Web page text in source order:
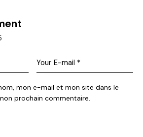
mon e-mail et mon site dans le
prochain commentaire.